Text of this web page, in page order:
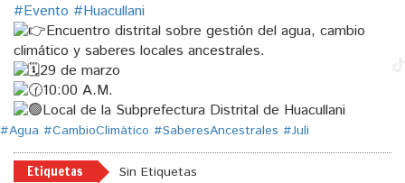
#Evento #Huacullani
Encuentro distrital sobre gestión del agua, cambio
climático y saberes locales ancestrales.
29 de marzo
10:00 A.M.
Local de la Subprefectura Distrital de Huacullani
#Agua #CambioClimático #SaberesAncestrales #Juli
Etiquetas Sin Etiquetas